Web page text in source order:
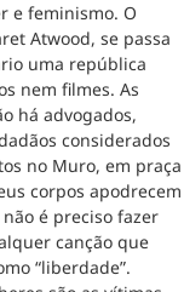
e feminismo. O
Atwood, se passa
uma república
nem filmes. As
há advogados,
considerados
no Muro, em praça
corpos apodrecem
é preciso fazer
canção que
“liberdade”.